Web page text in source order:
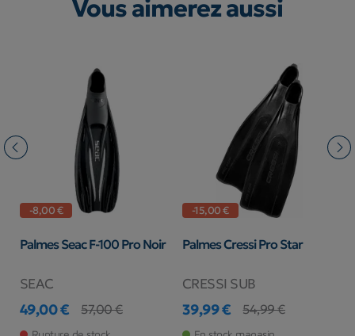
Vous aimerez aussi
-8,00 €
Palmes Seac F-100 Pro Noir
SEAC
Prix
49,00 €
Prix de base
57,00 €
-15,00 €
Palmes Cressi Pro Star
CRESSI SUB
Prix
39,99 €
Prix de base
54,99 €